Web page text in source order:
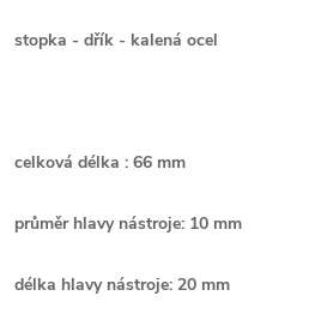
stopka - dřík - kalená ocel
celková délka : 66 mm
průměr hlavy nástroje: 10 mm
délka hlavy nástroje: 20 mm